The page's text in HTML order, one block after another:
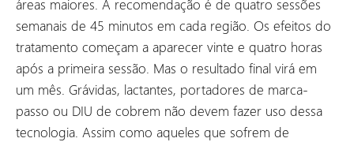
áreas maiores. A recomendação é de quatro sessões
semanais de 45 minutos em cada região. Os efeitos do
tratamento começam a aparecer vinte e quatro horas
após a primeira sessão. Mas o resultado final virá em
um mês. Grávidas, lactantes, portadores de marca-
passo ou DIU de cobrem não devem fazer uso dessa
tecnologia. Assim como aqueles que sofrem de